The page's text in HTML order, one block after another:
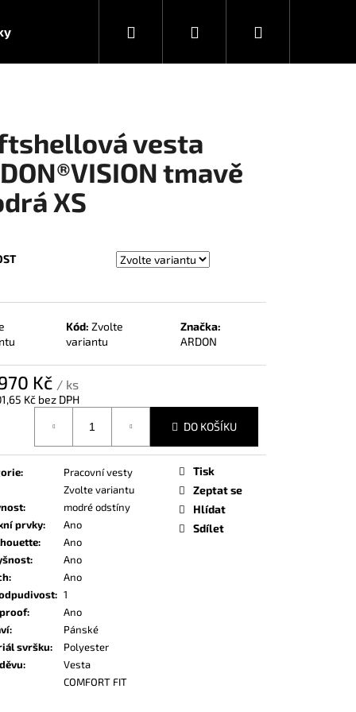
Hledat PřihlášeníNákupní
vesta
tmavě
XS
Kód: Zvolte
variantu
Značka:
ARDON
Kč / ks
Kč bez DPH
DO KOŠÍKU
:
Pracovní vesty
Zvolte variantu
:
modré odstíny
prvky:
Ano
:
Ano
:
Ano
:
Ano
: 1
:
Ano
:
Pánské
svršku:
Polyester
:
Vesta
COMFORT FIT
Tisk
Zeptat se
Hlídat
Sdílet